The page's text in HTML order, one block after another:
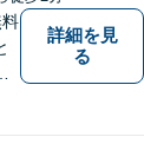
料
詳細を見
る